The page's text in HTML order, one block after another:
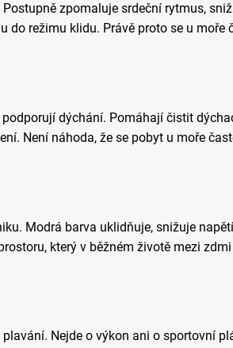
zpomaluje srdeční rytmus,
režimu klidu. Právě proto se u moře
dýchání. Pomáhají čistit
Není náhoda, že se pobyt u moře
Modrá barva uklidňuje, snižuje
který v běžném životě mezi
Nejde o výkon ani o sportovní